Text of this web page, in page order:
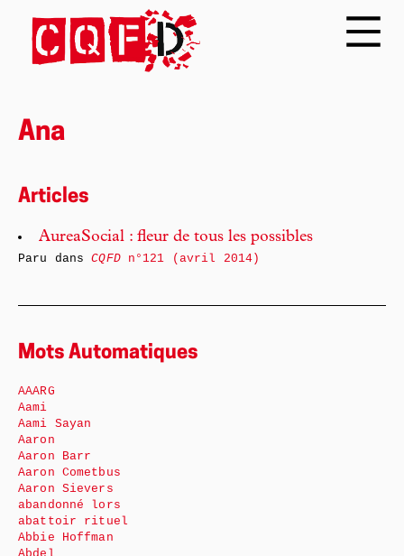
Ana
Articles
AureaSocial : fleur de tous les possibles
Paru dansCQFDn°121 (avril 2014)
Mots Automatiques
AAARG
Aami
Aami Sayan
Aaron
Aaron Barr
Aaron Cometbus
Aaron Sievers
abandonné lors
abattoir rituel
Abbie Hoffman